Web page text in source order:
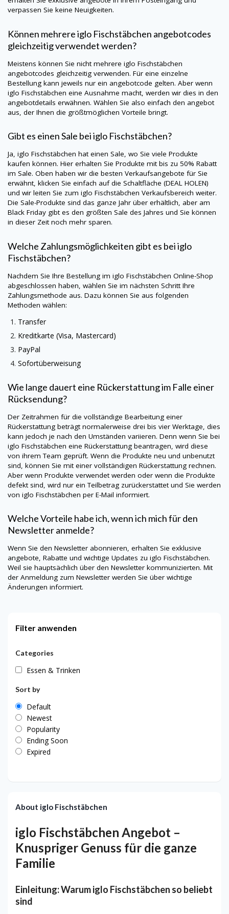
verpassen Sie keine Neuigkeiten.
Können mehrere iglo Fischstäbchen angebotcodes
gleichzeitig verwendet werden?
Meistens können Sie nicht mehrere iglo Fischstäbchen
angebotcodes gleichzeitig verwenden. Für eine einzelne
Bestellung kann jeweils nur ein angebotcode gelten. Aber wenn
iglo Fischstäbchen eine Ausnahme macht, werden wir dies in den
angebotdetails erwähnen. Wählen Sie also einfach den angebot
aus, der Ihnen die größtmöglichen Vorteile bringt.
Gibt es einen Sale bei iglo Fischstäbchen?
Ja, iglo Fischstäbchen hat einen Sale, wo Sie viele Produkte
kaufen können. Hier erhalten Sie Produkte mit bis zu 50% Rabatt
im Sale. Oben haben wir die besten Verkaufsangebote für Sie
erwähnt, klicken Sie einfach auf die Schaltfläche (DEAL HOLEN)
und wir leiten Sie zum iglo Fischstäbchen Verkaufsbereich weiter.
Die Sale-Produkte sind das ganze Jahr über erhältlich, aber am
Black Friday gibt es den größten Sale des Jahres und Sie können
in dieser Zeit noch mehr sparen.
Welche Zahlungsmöglichkeiten gibt es bei iglo
Fischstäbchen?
Nachdem Sie Ihre Bestellung im iglo Fischstäbchen Online-Shop
abgeschlossen haben, wählen Sie im nächsten Schritt Ihre
Zahlungsmethode aus. Dazu können Sie aus folgenden
Methoden wählen:
Transfer
Kreditkarte (Visa, Mastercard)
PayPal
Sofortüberweisung
Wie lange dauert eine Rückerstattung im Falle einer
Rücksendung?
Der Zeitrahmen für die vollständige Bearbeitung einer
Rückerstattung beträgt normalerweise drei bis vier Werktage, dies
kann jedoch je nach den Umständen variieren. Denn wenn Sie bei
iglo Fischstäbchen eine Rückerstattung beantragen, wird diese
von ihrem Team geprüft. Wenn die Produkte neu und unbenutzt
sind, können Sie mit einer vollständigen Rückerstattung rechnen.
Aber wenn Produkte verwendet werden oder wenn die Produkte
defekt sind, wird nur ein Teilbetrag zurückerstattet und Sie werden
von iglo Fischstäbchen per E-Mail informiert.
Welche Vorteile habe ich, wenn ich mich für den
Newsletter anmelde?
Wenn Sie den Newsletter abonnieren, erhalten Sie exklusive
angebote, Rabatte und wichtige Updates zu iglo Fischstäbchen.
Weil sie hauptsächlich über den Newsletter kommunizierten. Mit
der Anmeldung zum Newsletter werden Sie über wichtige
Änderungen informiert.
Filter anwenden
Categories
Essen & Trinken
Sort by
Default
Newest
Popularity
Ending Soon
Expired
About iglo Fischstäbchen
iglo Fischstäbchen Angebot –
Knuspriger Genuss für die ganze
Familie
Einleitung: Warum iglo Fischstäbchen so beliebt
sind